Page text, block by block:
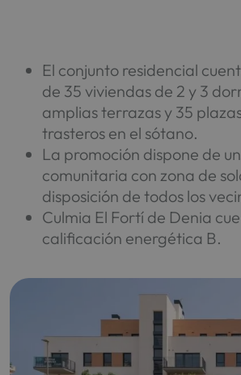
El conjunto residencial
de 35 viviendas de 2 y 3
amplias terrazas y 35
trasteros en el sótano.
La promoción dispone de
comunitaria con zona de
disposición de todos los
Culmia El Fortí de Denia
calificación energética B.